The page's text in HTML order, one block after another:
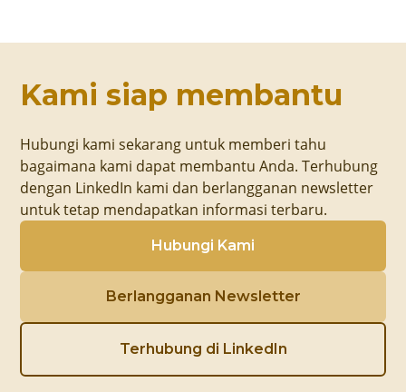
Kami siap membantu
Hubungi kami sekarang untuk memberi tahu
bagaimana kami dapat membantu Anda. Terhubung
dengan LinkedIn kami dan berlangganan newsletter
untuk tetap mendapatkan informasi terbaru.
Hubungi Kami
Berlangganan Newsletter
Terhubung di LinkedIn